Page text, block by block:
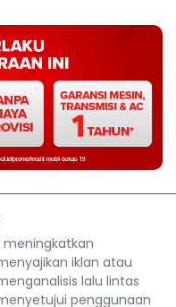
iklan atau
lalu lintas
penggunaan